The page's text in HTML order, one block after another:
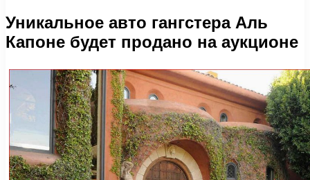
Уникальное авто гангстера Аль
Капоне будет продано на аукционе